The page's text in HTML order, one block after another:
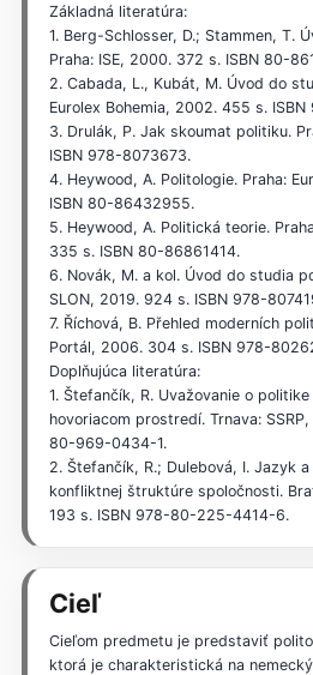
Základná literatúra:
1. Berg-Schlosser, D.; Stammen, T.
Praha: ISE, 2000. 372 s. ISBN 80-
2. Cabada, L., Kubát, M. Úvod do
Eurolex Bohemia, 2002. 455 s.
3. Drulák, P. Jak skoumat politiku.
ISBN 978-8073673.
4. Heywood, A. Politologie. Praha:
ISBN 80-86432955.
5. Heywood, A. Politická teorie.
335 s. ISBN 80-86861414.
6. Novák, M. a kol. Úvod do studia
SLON, 2019. 924 s. ISBN 978-
7. Říchová, B. Přehled moderních
Portál, 2006. 304 s. ISBN 978-
Doplňujúca literatúra:
1. Štefančík, R. Uvažovanie o
hovoriacom prostredí. Trnava:
80-969-0434-1.
2. Štefančík, R.; Dulebová, I. Jazyk
konfliktnej štruktúre spoločnosti.
193 s. ISBN 978-80-225-4414-6.
Cieľ
Cieľom predmetu je predstaviť
ktorá je charakteristická na